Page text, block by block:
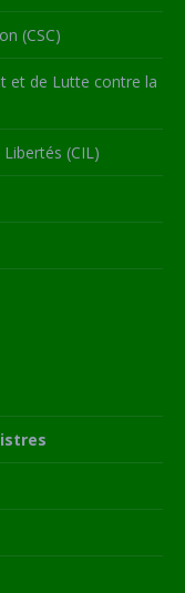
(CSC)
et de Lutte contre la
(CIL)